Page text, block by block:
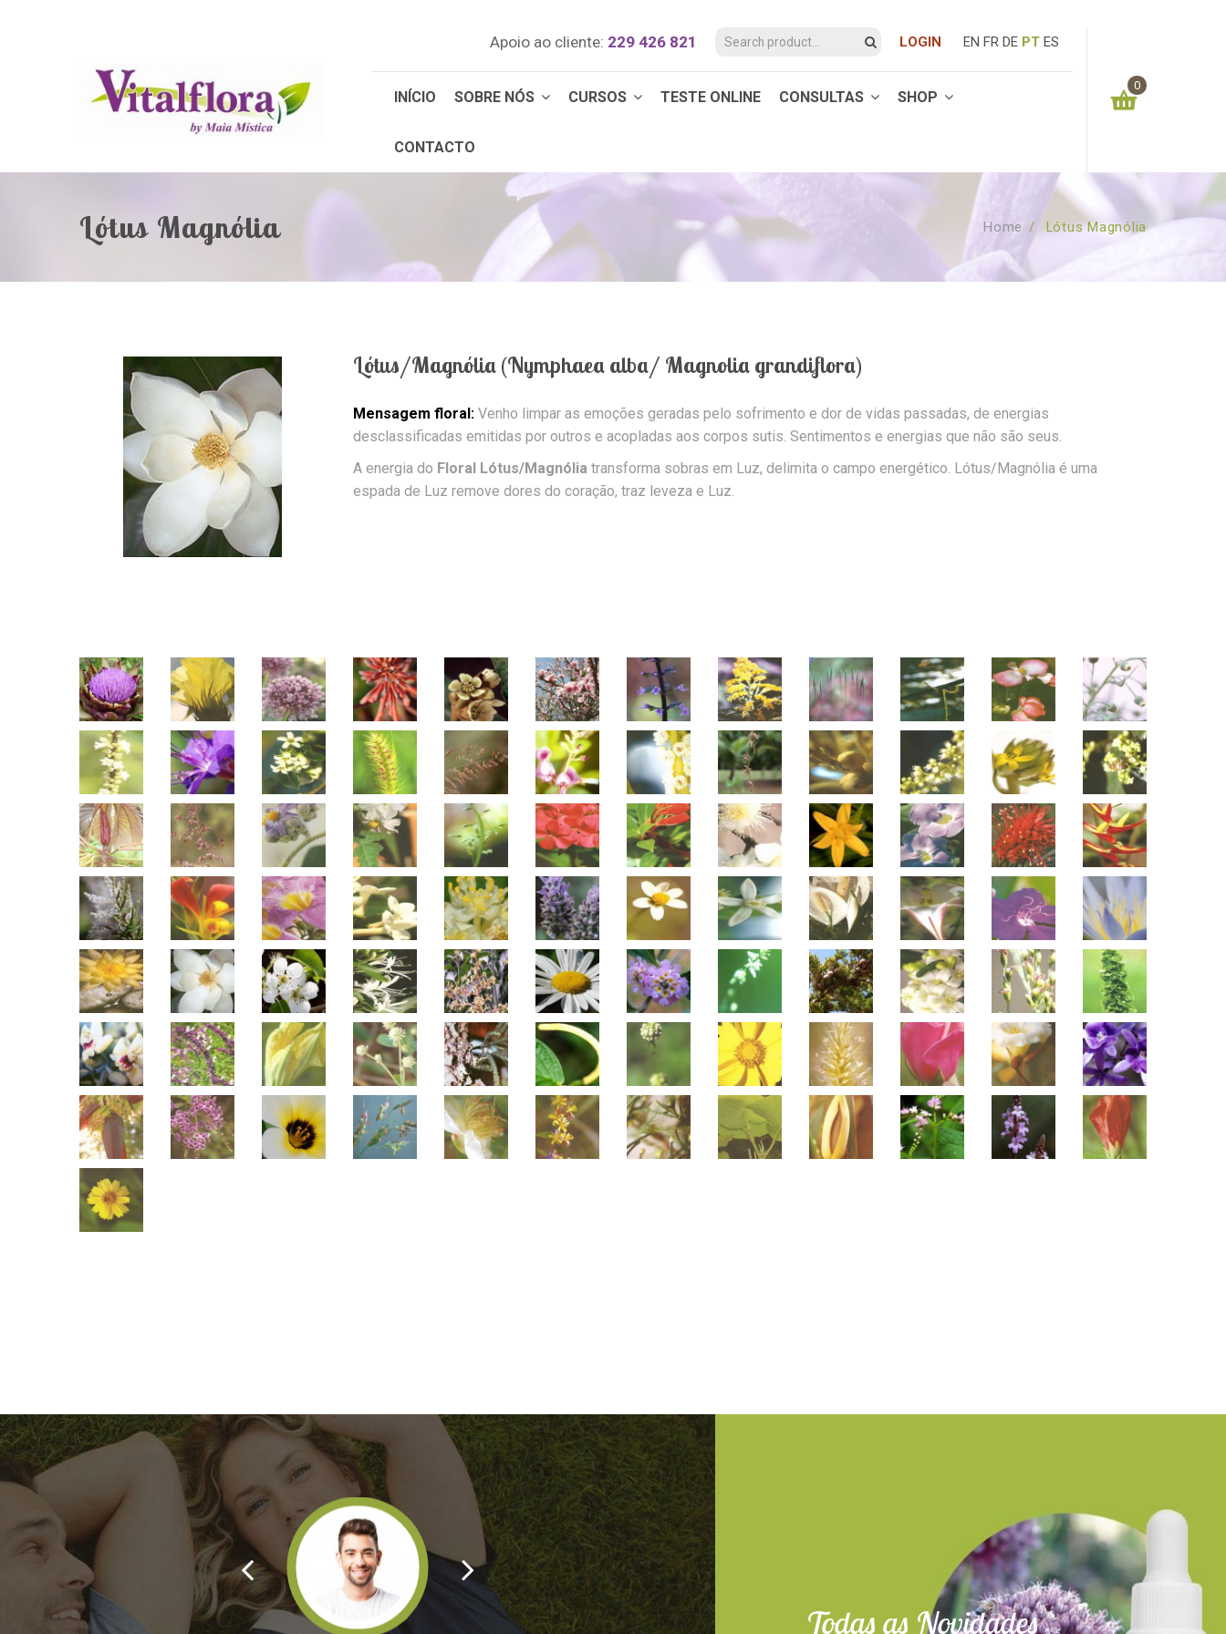
Apoio ao cliente: 229 426 821 LOGIN EN FR DE PT ES
INÍCIO SOBRE NÓS CURSOS TESTE ONLINE CONSULTAS SHOP
CONTACTO
0
0.00 €
Lótus Magnólia Home / Lótus Magnólia
Lótus/Magnólia (Nymphaea alba/ Magnolia grandiflora)
Mensagem floral: Venho limpar as emoções geradas pelo sofrimento e dor de vidas passadas, de energias
desclassificadas emitidas por outros e acopladas aos corpos sutis. Sentimentos e energias que não são seus.
A energia do Floral Lótus/Magnólia transforma sobras em Luz, delimita o campo energético. Lótus/Magnólia é uma
espada de Luz remove dores do coração, traz leveza e Luz.
Todas as Novidades